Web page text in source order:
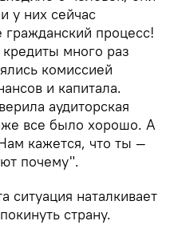
у них сейчас
процесс!
много раз
комиссией
и капитала.
аудиторская
все было хорошо. А
кажется, что ты —
почему".
ситуация наталкивает
страну.